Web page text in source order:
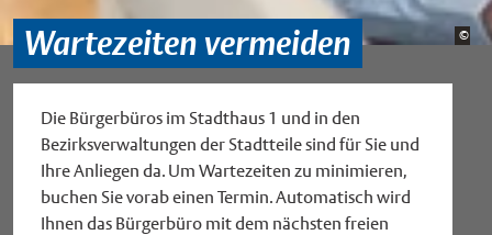
©
Wartezeiten vermeiden
Die Bürgerbüros im Stadthaus 1 und in den
Bezirksverwaltungen der Stadtteile sind für Sie und
Ihre Anliegen da. Um Wartezeiten zu minimieren,
buchen Sie vorab einen Termin. Automatisch wird
Ihnen das Bürgerbüro mit dem nächsten freien